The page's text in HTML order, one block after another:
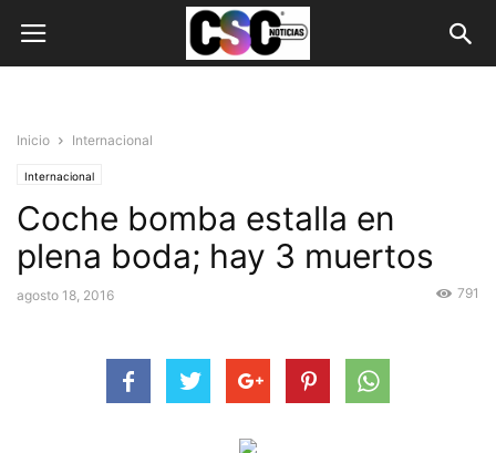
Inicio Internacional
Internacional
Coche bomba estalla en
plena boda; hay 3 muertos
agosto 18, 2016 791